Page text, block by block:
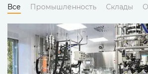
Все Промышленность Склады